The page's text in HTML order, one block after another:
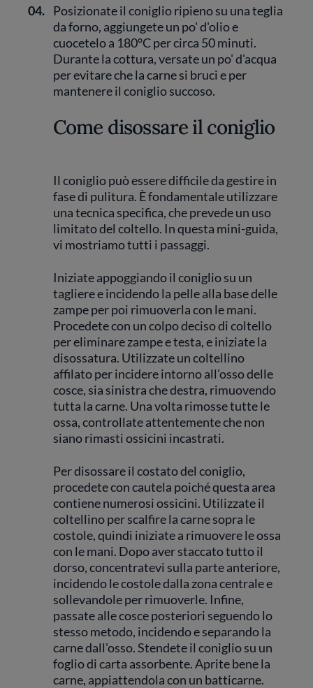
04. Posizionate il coniglio ripieno su una teglia
da forno, aggiungete un po' d'olio e
cuocetelo a 180°C per circa 50 minuti.
Durante la cottura, versate un po' d'acqua
per evitare che la carne si bruci e per
mantenere il coniglio succoso.
Come disossare il coniglio
Il coniglio può essere difficile da gestire in
fase di pulitura. È fondamentale utilizzare
una tecnica specifica, che prevede un uso
limitato del coltello. In questa mini-guida,
vi mostriamo tutti i passaggi.
Iniziate appoggiando il coniglio su un
tagliere e incidendo la pelle alla base delle
zampe per poi rimuoverla con le mani.
Procedete con un colpo deciso di coltello
per eliminare zampe e testa, e iniziate la
disossatura. Utilizzate un coltellino
affilato per incidere intorno all’osso delle
cosce, sia sinistra che destra, rimuovendo
tutta la carne. Una volta rimosse tutte le
ossa, controllate attentemente che non
siano rimasti ossicini incastrati.
Per disossare il costato del coniglio,
procedete con cautela poiché questa area
contiene numerosi ossicini. Utilizzate il
coltellino per scalfire la carne sopra le
costole, quindi iniziate a rimuovere le ossa
con le mani. Dopo aver staccato tutto il
dorso, concentratevi sulla parte anteriore,
incidendo le costole dalla zona centrale e
sollevandole per rimuoverle. Infine,
passate alle cosce posteriori seguendo lo
stesso metodo, incidendo e separando la
carne dall'osso. Stendete il coniglio su un
foglio di carta assorbente. Aprite bene la
carne, appiattendola con un batticarne.